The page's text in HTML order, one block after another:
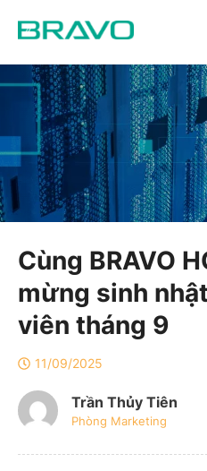
Cùng BRAVO
mừng sinh
viên tháng 9
11/09/2025
Trần Thủy Tiên
Phòng Marketing